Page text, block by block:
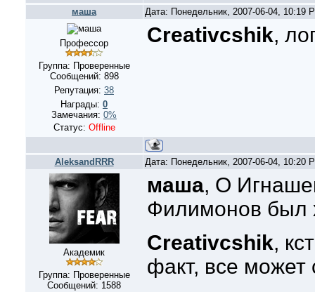
маша Дата: Понедельник, 2007-06-04, 10:19
Профессор
Группа: Проверенные
Сообщений: 898
Репутация: 38
Награды: 0
Замечания: 0%
Статус: Offline
Creativcshik,
AleksandRRR Дата: Понедельник, 2007-06-04, 10:20
Академик
Группа: Проверенные
Сообщений: 1588
маша, О
Филимонов был
Creativcshik,
факт, все может